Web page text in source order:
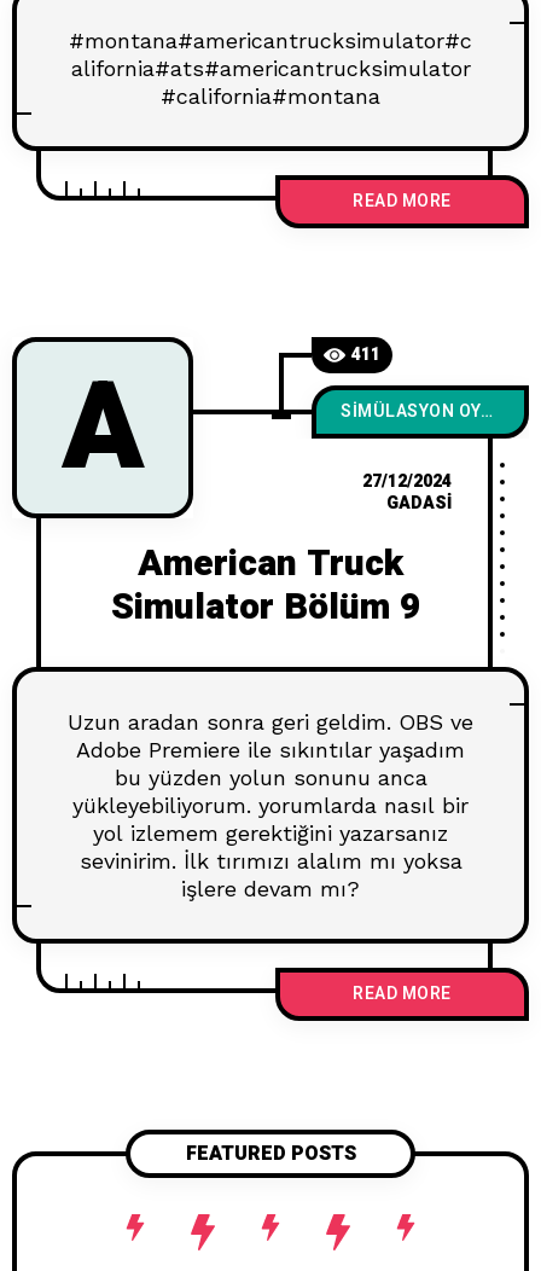
#montana#americantrucksimulator#c
alifornia#ats#americantrucksimulator
#california#montana
READ MORE
A 411
SIMÜLASYON OYUNLARI
27/12/2024
GADASI
American Truck
Simulator Bölüm 9
Uzun aradan sonra geri geldim. OBS ve
Adobe Premiere ile sıkıntılar yaşadım
bu yüzden yolun sonunu anca
yükleyebiliyorum. yorumlarda nasıl bir
yol izlemem gerektiğini yazarsanız
sevinirim. İlk tırımızı alalım mı yoksa
işlere devam mı?
READ MORE
FEATURED POSTS